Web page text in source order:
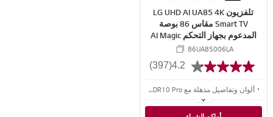
f
6
f
6
f
6
f
6
f
f
6
تلفزيون LG UHD AI UA85 4K
Smart TV مقاس 86 بوصة
المدعوم بجهاز التحكم AI Magic
Remote وميزة HDR10 وواجهة
webOS25 طراز عام 2025
86UA85006LA
4.2
(397)
ألوان وتفاصيل مذهلة مع 4K HDR10 Pro
تقدم الشاشة تجربة مشاهدة محسّنة بجودة 4K، مع تحسين دقة الصورة وصوت محيطي ديناميكي، مدعومًا بمعالج alpha 7 4K AI Processor Gen8